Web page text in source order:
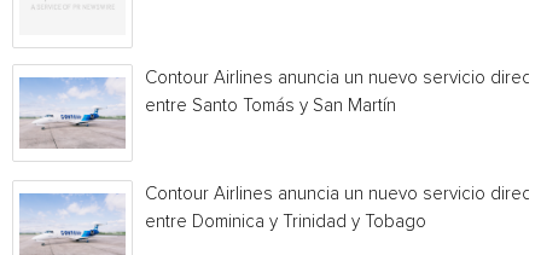
Contour Airlines anuncia un nuevo servicio
entre Santo Tomás y San Martín
Contour Airlines anuncia un nuevo servicio
entre Dominica y Trinidad y Tobago